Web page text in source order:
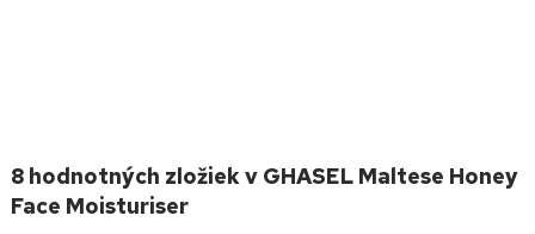
8 hodnotných zložiek v GHASEL Maltese Honey
Face Moisturiser